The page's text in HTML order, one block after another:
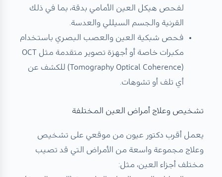
لفحص هيكل العين الأمامي بدقة، بما في ذلك
القرنية والجسم السيللي والعدسة.
فحص شبكية العين والعصب البصري باستخدام
مكبرات خاصة أو أجهزة تصوير متقدمة مثل OCT
(Tomography Optical Coherence) للكشف عن
أي تلف أو تشوهات.
تشخيص وعلاج أمراض العين المختلفة
يعمل أقرب دكتور عيون من موقعي على تشخيص
وعلاج مجموعة واسعة من الأمراض التي قد تصيب
مختلف أجزاء العين، مثل: